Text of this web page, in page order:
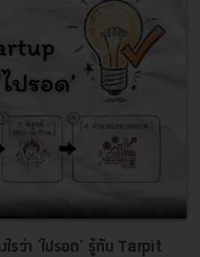
รว่า ‘ไปรอด’ รู้ทัน Tarpit